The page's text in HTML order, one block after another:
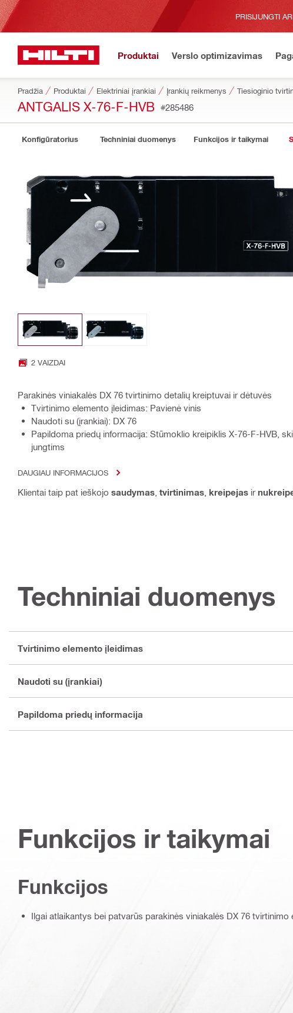
PRISIJUNGTI
Produktai Verslo optimizavimas
Pradžia Produktai Elektriniai įrankiai Įrankių reikmenys Tiesioginio
ANTGALIS X-76-F-HVB #285486
Konfigūratorius Techniniai duomenys Funkcijos ir taikymai
2 VAIZDAI
Parakinės viniakalės DX 76 tvirtinimo detalių kreiptuvai ir dėtuvės
Tvirtinimo elemento įleidimas: Pavienė vinis
Naudoti su (įrankiai): DX 76
Papildoma priedų informacija: Stūmoklio kreipiklis X-76-F-HVB,
jungtims
DAUGIAU INFORMACIJOS
Klientai taip pat ieškojo saudymas tvirtinimas kreipejas ir
Techniniai duomenys
Tvirtinimo elemento įleidimas
Naudoti su (įrankiai)
Papildoma priedų informacija
Funkcijos ir taikymai
Funkcijos
Ilgai atlaikantys bei patvarūs parakinės viniakalės DX 76 tvirtinimo